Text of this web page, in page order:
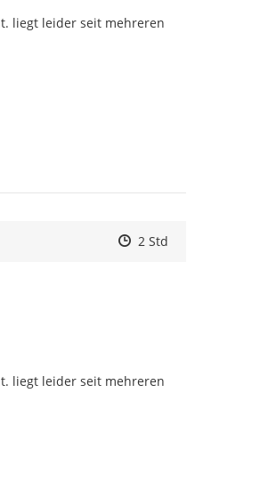
liegt leider seit mehreren
Zeitpunkt des
Zeitpunkt des
2 StdZur Äußerung
liegt leider seit mehreren